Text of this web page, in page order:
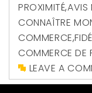
PROXIMITÉ,AVIS
CONNAÎTRE
COMMERCE,
COMMERCE DE
LEAVE A